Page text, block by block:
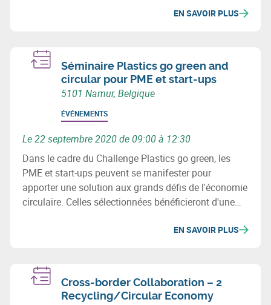
mutualisation entre acteurs, et une conférence
EN SAVOIR PLUS
Séminaire Plastics go green and
circular pour PME et start-ups
5101 Namur, Belgique
ÉVÉNEMENTS
Le 22 septembre 2020 de 09:00 à 12:30
Dans le cadre du Challenge Plastics go green, les
PME et start-ups peuvent se manifester pour
apporter une solution aux grands défis de l'économie
circulaire. Celles sélectionnées bénéficieront d'une
spécialisé. Plus d'info lors du séminaire du 22/09.
EN SAVOIR PLUS
Cross-border Collaboration – 2
Recycling/Circular Economy